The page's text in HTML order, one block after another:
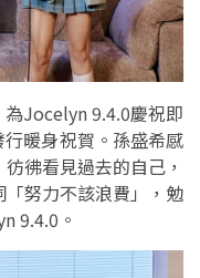
Jocelyn 9.4.0慶祝即
暖身祝賀。孫盛希感
彿看見過去的自己，
努力不該浪費」，勉
9.4.0。